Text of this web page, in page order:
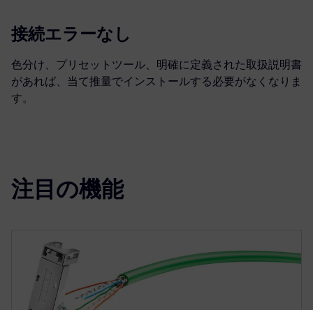
接続エラーなし
色分け、プリセットツール、明確に定義された取扱説明書
があれば、当て推量でインストールする必要がなくなりま
す。
注目の機能